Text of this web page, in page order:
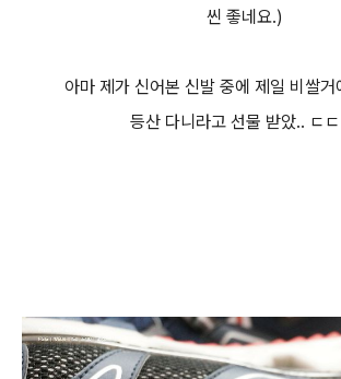
씬 좋네요.)
아마 제가 신어본 신발 중에 제일 비쌀거
등산 다니라고 선물 받았.. ㄷ